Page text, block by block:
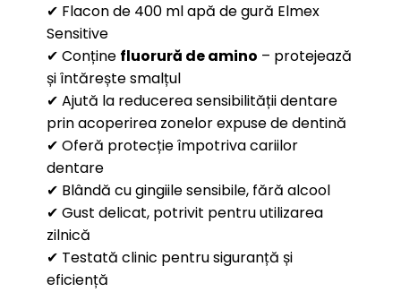
✔ Flacon de 400 ml apă de gură Elmex
Sensitive
✔ Conține fluorură de amino – protejează
și întărește smalțul
✔ Ajută la reducerea sensibilității dentare
prin acoperirea zonelor expuse de dentină
✔ Oferă protecție împotriva cariilor
dentare
✔ Blândă cu gingiile sensibile, fără alcool
✔ Gust delicat, potrivit pentru utilizarea
zilnică
✔ Testată clinic pentru siguranță și
eficiență